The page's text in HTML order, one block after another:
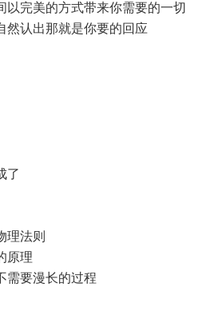
以完美的方式带来你需要的一切
然认出那就是你要的回应
了
理法则
原理
需要漫长的过程